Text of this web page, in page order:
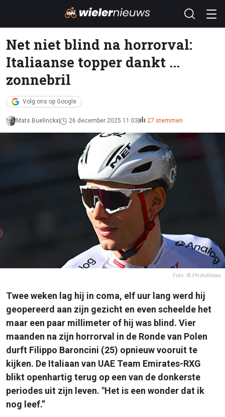
Net niet blind na horrorval:
Italiaanse topper dankt ...
zonnebril
Volg ons op Google
Mats Buelinckx 26 december 2025 11:03 27 stemmen
Foto: © PhotoNews
Twee weken lag hij in coma, elf uur lang werd hij
geopereerd aan zijn gezicht en even scheelde het
maar een paar millimeter of hij was blind. Vier
maanden na zijn horrorval in de Ronde van Polen
durft Filippo Baroncini (25) opnieuw vooruit te
kijken. De Italiaan van UAE Team Emirates-RXG
blikt openhartig terug op een van de donkerste
periodes uit zijn leven. "Het is een wonder dat ik
nog leef.”